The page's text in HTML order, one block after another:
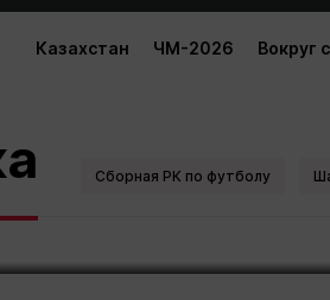
Казахстан ЧМ-2026 Вокруг
Сборная РК по футболу
Дастана